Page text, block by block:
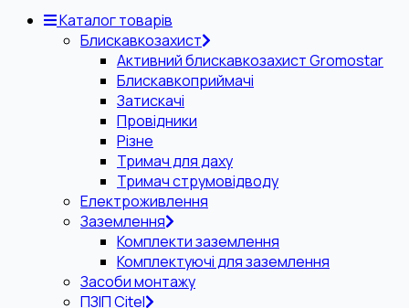
Каталог товарів
Блискавкозахист
Активний блискавкозахист Gromostar
Блискавкоприймачі
Затискачі
Провідники
Різне
Тримач для даху
Тримач струмовідводу
Електроживлення
Заземлення
Комплекти заземлення
Комплектуючі для заземлення
Засоби монтажу
ПЗІП Citel